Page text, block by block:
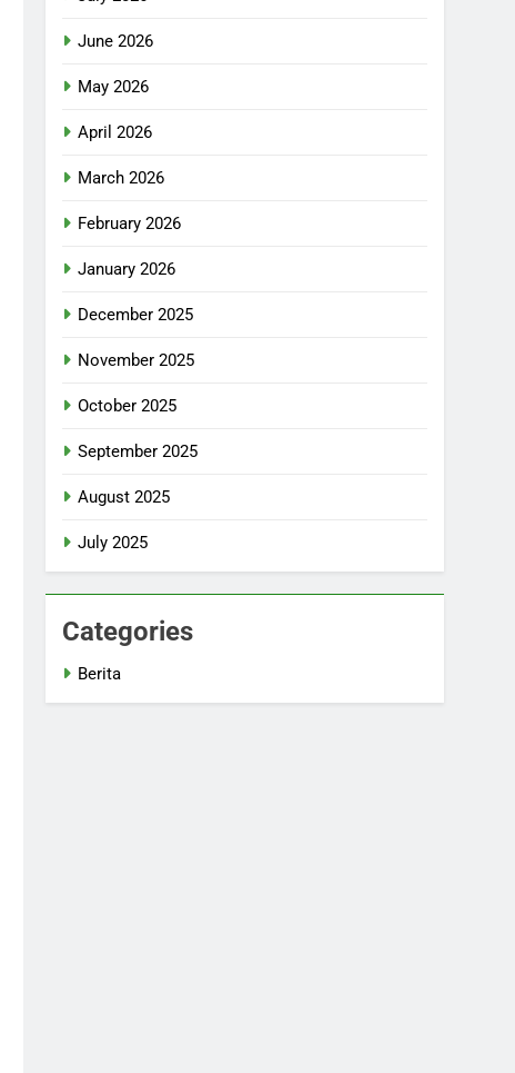
June 2026
May 2026
April 2026
March 2026
February 2026
January 2026
December 2025
November 2025
October 2025
September 2025
August 2025
July 2025
Categories
Berita